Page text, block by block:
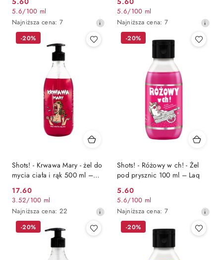
Cena
promocyjna:
5.6/100 ml
Najniższa
cena
Najniższa cena: 7
Cena
promocyjna:
5.6/100 ml
Najniższa
cena
Najniższa cena: 7
Shots! - Krwawa Mary - żel do
mycia ciała i rąk 500 ml –
Cena
promocyjna:
17.60
3.52/100 ml
Najniższa
cena
Najniższa cena: 22
-20%
Shots! - Różowy w ch! - Żel
pod prysznic 100 ml – Laq
Cena
promocyjna:
5.60
5.6/100 ml
Najniższa
cena
Najniższa cena: 7
-20%
-20% -20%